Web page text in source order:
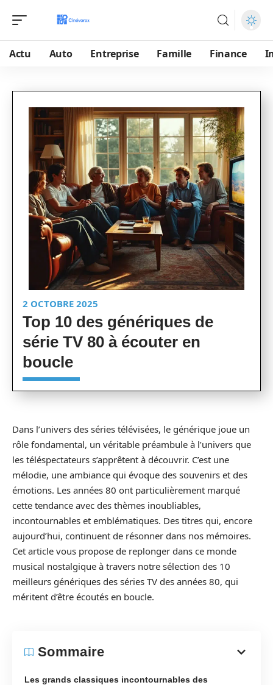
Actu Auto Entreprise Famille Finance
2 OCTOBRE 2025
Top 10 des génériques de
série TV 80 à écouter en
boucle
Dans l’univers des séries télévisées, le générique joue un
rôle fondamental, un véritable préambule à l’univers que
les téléspectateurs s’apprêtent à découvrir. C’est une
mélodie, une ambiance qui évoque des souvenirs et des
émotions. Les années 80 ont particulièrement marqué
cette tendance avec des thèmes inoubliables,
incontournables et emblématiques. Des titres qui, encore
aujourd’hui, continuent de résonner dans nos mémoires.
Cet article vous propose de replonger dans ce monde
musical nostalgique à travers notre sélection des 10
meilleurs génériques des séries TV des années 80, qui
méritent d’être écoutés en boucle.
Sommaire
Les grands classiques incontournables des